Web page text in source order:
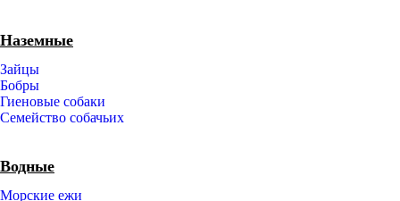
Наземные
Зайцы
Бобры
Гиеновые собаки
Семейство собачьих
Водные
Морские ежи